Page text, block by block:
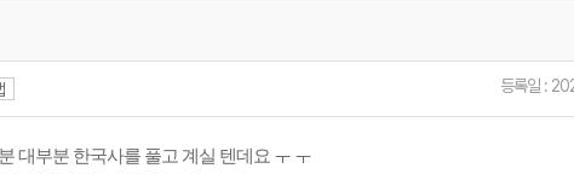
등록일 :
대부분 한국사를 풀고 계실 텐데요 ㅜ ㅜ